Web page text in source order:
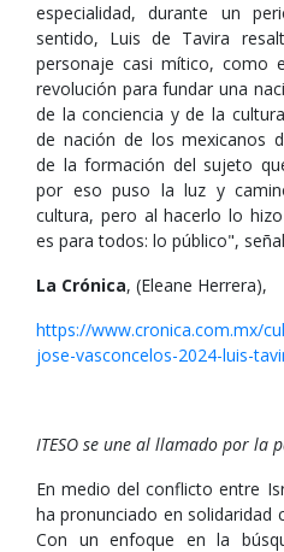
especialidad, durante un
sentido, Luis de Tavira
personaje casi mítico, como
revolución para fundar una
de la conciencia y de la
de nación de los mexicanos
de la formación del sujeto
por eso puso la luz y
cultura, pero al hacerlo lo
es para todos: lo público",
La Crónica, (Eleane Herrera),
https://www.cronica.com.mx/
jose-vasconcelos-2024-luis-
ITESO se une al llamado por la
En medio del conflicto entre
ha pronunciado en solidaridad
Con un enfoque en la